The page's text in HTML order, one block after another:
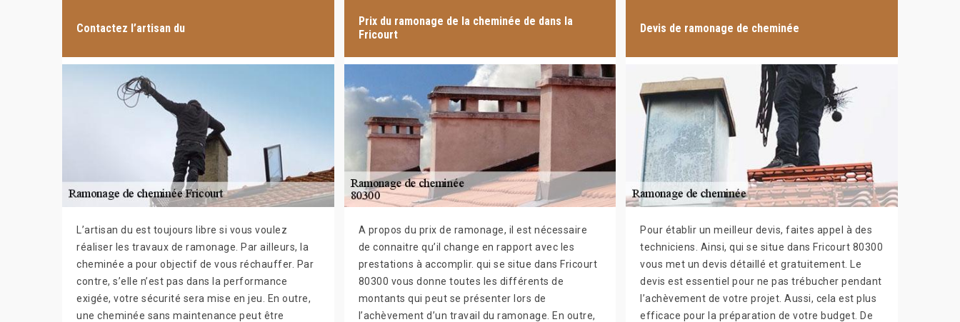
Contactez l’artisan du
L’artisan du est toujours libre si vous voulez
réaliser les travaux de ramonage. Par ailleurs, la
cheminée a pour objectif de vous réchauffer. Par
contre, s’elle n’est pas dans la performance
exigée, votre sécurité sera mise en jeu. En outre,
une cheminée sans maintenance peut être
Prix du ramonage de la cheminée de dans la
Fricourt
A propos du prix de ramonage, il est nécessaire
de connaitre qu’il change en rapport avec les
prestations à accomplir. qui se situe dans Fricourt
80300 vous donne toutes les différents de
montants qui peut se présenter lors de
l’achèvement d’un travail du ramonage. En outre,
Devis de ramonage de cheminée
Pour établir un meilleur devis, faites appel à des
techniciens. Ainsi, qui se situe dans Fricourt 80300
vous met un devis détaillé et gratuitement. Le
devis est essentiel pour ne pas trébucher pendant
l’achèvement de votre projet. Aussi, cela est plus
efficace pour la préparation de votre budget. De